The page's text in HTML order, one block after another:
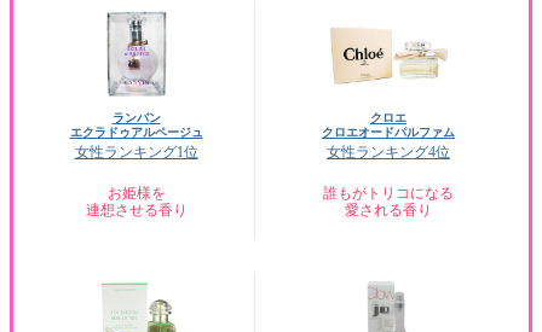
ランバン
エクラドゥアルページュ
女性ランキング1位
お姫様を
連想させる香り
クロエ
クロエオードパルファム
女性ランキング4位
誰もがトリコになる
愛される香り